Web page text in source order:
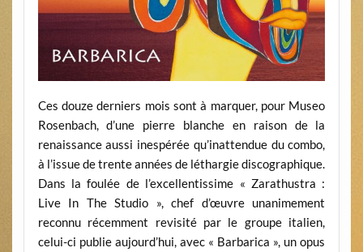
Ces douze derniers mois sont à marquer, pour Museo
Rosenbach, d’une pierre blanche en raison de la
renaissance aussi inespérée qu’inattendue du combo,
à l’issue de trente années de léthargie discographique.
Dans la foulée de l’excellentissime « Zarathustra :
Live In The Studio », chef d’œuvre unanimement
reconnu récemment revisité par le groupe italien,
celui-ci publie aujourd’hui, avec « Barbarica », un opus